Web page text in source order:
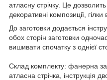
атласну стрічку. Це
декоративні композиції,
До заготовки додається
обох сторін заготовки
вишивати спочатку з однієї
Склад комплекту: фанерна
атласна стрічка, інструкція